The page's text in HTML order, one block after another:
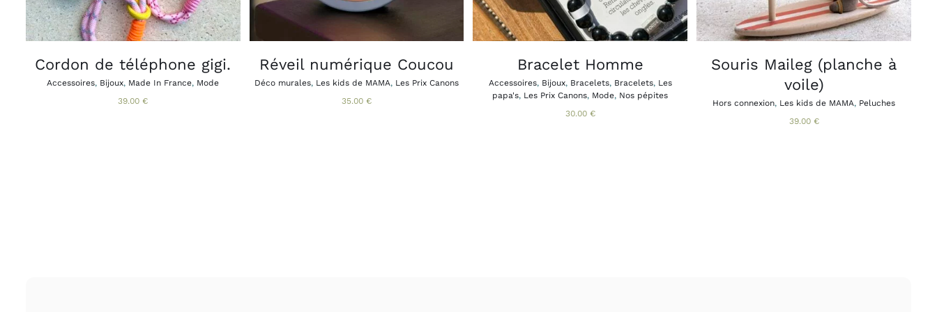
OPTIONS
PEUVENT
ÊTRE
SUR
LA
Cordon de téléphone gigi.
Accessoires, Bijoux, Made In France, Mode
39.00 €
Réveil numérique Coucou
Déco murales, Les kids de MAMA, Les Prix Canons
35.00 €
OPTIONS
PEUVENT
ÊTRE
SUR
LA
PAGE
Bracelet Homme
Accessoires, Bijoux, Bracelets, Bracelets, Les
papa's, Les Prix Canons, Mode, Nos pépites
30.00 €
Souris Maileg (planche à
voile)
Hors connexion, Les kids de MAMA, Peluches
39.00 €